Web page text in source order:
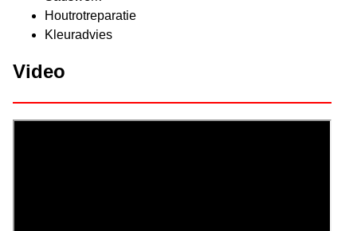
Houtrotreparatie
Kleuradvies
Video